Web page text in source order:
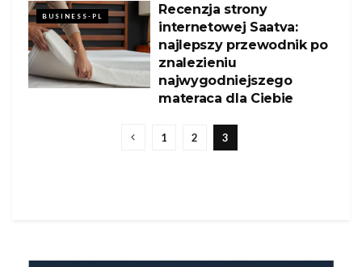
BUSINESS-PL
Recenzja strony
internetowej Saatva:
najlepszy przewodnik po
znalezieniu
najwygodniejszego
materaca dla Ciebie
1 2 3